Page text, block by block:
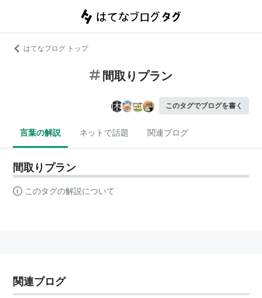
はてなブログ トップ
間取りプラン
このタグでブログを書く
言葉の解説 ネットで話題 関連ブログ
間取りプラン
このタグの解説について
関連ブログ